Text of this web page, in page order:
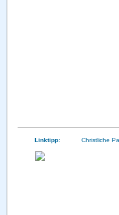
Linktipp: Christliche